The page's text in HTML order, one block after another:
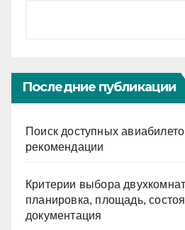
Последние публикации
Поиск доступных
рекомендации
Критерии выбора
планировка, площадь,
документация